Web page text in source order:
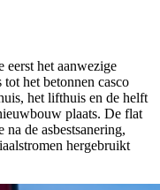
eerst het aanwezige
tot het betonnen casco
het lifthuis en de helft
plaats. De flat
na de asbestsanering,
hergebruikt